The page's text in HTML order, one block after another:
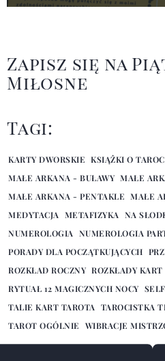
Zapisz się na
Miłosne
Tagi:
KARTY DWORSKIE KSIĄŻKI O
MAŁE ARKANA - BUŁAWY MAŁE
MAŁE ARKANA - PENTAKLE MAŁE
MEDYTACJA METAFIZYKA NA
NUMEROLOGIA NUMEROLOGIA
PORADY DLA POCZĄTKUJĄCYCH
ROZKŁAD ROCZNY ROZKŁADY KART
RYTUAŁ 12 MAGICZNYCH NOCY
TALIE KART TAROTA TAROCISTKA
TAROT OGÓLNIE
WIBRACJE